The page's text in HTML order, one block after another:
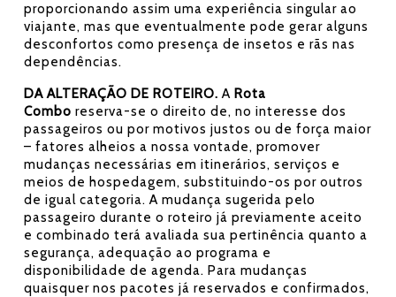
proporcionando assim uma experiência singular ao
viajante, mas que eventualmente pode gerar alguns
desconfortos como presença de insetos e rãs nas
dependências.
DA ALTERAÇÃO DE ROTEIRO.A Rota
Combo reserva-se o direito de, no interesse dos
passageiros ou por motivos justos ou de força maior
– fatores alheios a nossa vontade, promover
mudanças necessárias em itinerários, serviços e
meios de hospedagem, substituindo-os por outros
de igual categoria. A mudança sugerida pelo
passageiro durante o roteiro já previamente aceito
e combinado terá avaliada sua pertinência quanto a
segurança, adequação ao programa e
disponibilidade de agenda. Para mudanças
quaisquer nos pacotes já reservados e confirmados,